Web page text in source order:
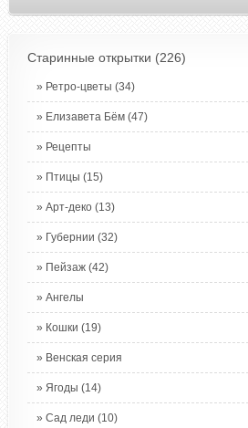
Старинные открытки (226)
Ретро-цветы (34)
Елизавета Бём (47)
Рецепты
Птицы (15)
Арт-деко (13)
Губернии (32)
Пейзаж (42)
Ангелы
Кошки (19)
Венская серия
Ягоды (14)
Сад леди (10)